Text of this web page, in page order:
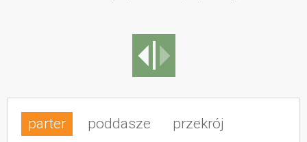
parter poddasze przekrój